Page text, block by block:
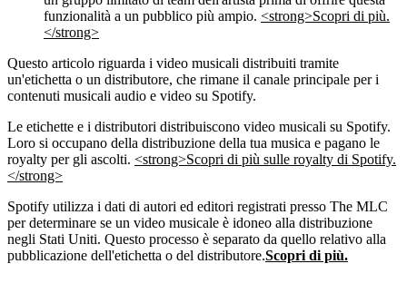
funzionalità a un pubblico più ampio. <strong>Scopri di più.
</strong>
Questo articolo riguarda i video musicali distribuiti tramite
un'etichetta o un distributore, che rimane il canale principale per i
contenuti musicali audio e video su Spotify.
Le etichette e i distributori distribuiscono video musicali su Spotify.
Loro si occupano della distribuzione della tua musica e pagano le
royalty per gli ascolti. <strong>Scopri di più sulle royalty di Spotify.
</strong>
Spotify utilizza i dati di autori ed editori registrati presso The MLC
per determinare se un video musicale è idoneo alla distribuzione
negli Stati Uniti. Questo processo è separato da quello relativo alla
pubblicazione dell'etichetta o del distributore.Scopri di più.